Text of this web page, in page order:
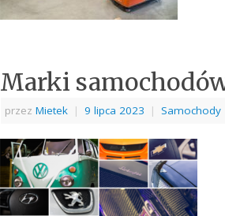
Marki
przez Mietek | 9 lipca 2023 | Samochody